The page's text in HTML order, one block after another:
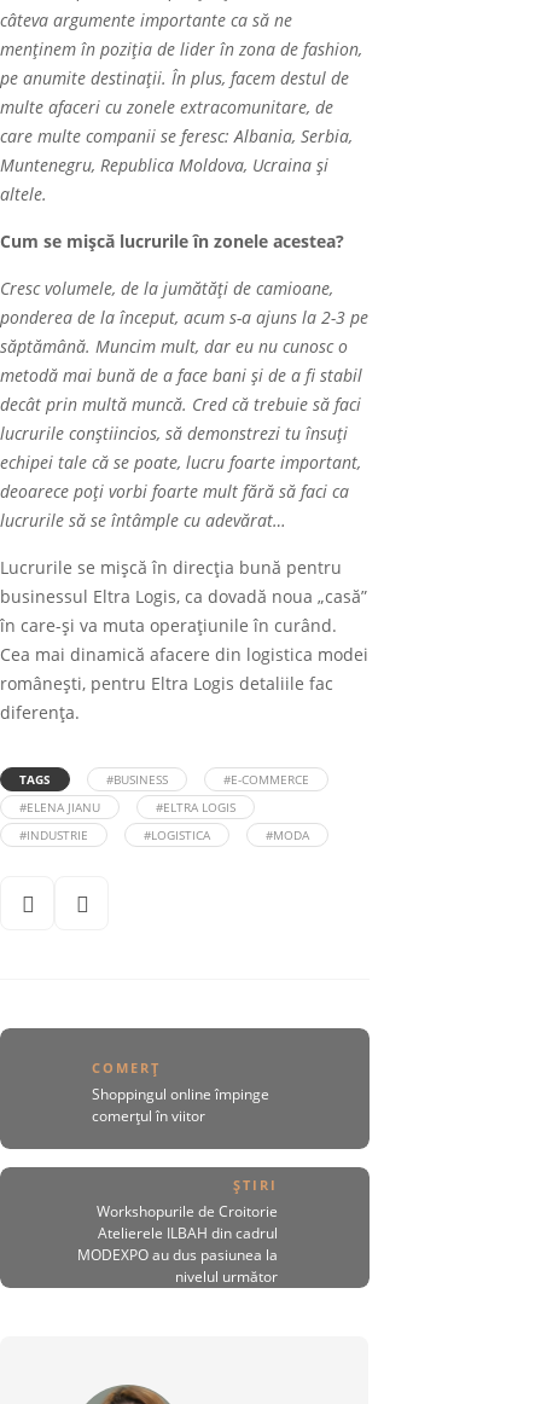
câteva argumente importante ca să ne
menținem în poziția de lider în zona de fashion,
pe anumite destinații. În plus, facem destul de
multe afaceri cu zonele extracomunitare, de
care multe companii se feresc: Albania, Serbia,
Muntenegru, Republica Moldova, Ucraina și
altele.
Cum se mișcă lucrurile în zonele acestea?
Cresc volumele, de la jumătăți de camioane,
ponderea de la început, acum s-a ajuns la 2-3 pe
săptămână. Muncim mult, dar eu nu cunosc o
metodă mai bună de a face bani și de a fi stabil
decât prin multă muncă. Cred că trebuie să faci
lucrurile conștiincios, să demonstrezi tu însuţi
echipei tale că se poate, lucru foarte important,
deoarece poți vorbi foarte mult fără să faci ca
lucrurile să se întâmple cu adevărat…
Lucrurile se mișcă în direcția bună pentru
businessul Eltra Logis, ca dovadă noua „casă”
în care-și va muta operațiunile în curând.
Cea mai dinamică afacere din logistica modei
românești, pentru Eltra Logis detaliile fac
diferența.
TAGS #BUSINESS
#E-COMMERCE
#ELENA JIANU
#ELTRA LOGIS
#INDUSTRIE
#LOGISTICA #MODA
COMERȚ
Shoppingul online împinge
comerțul în viitor
ȘTIRI
Workshopurile de Croitorie
Atelierele ILBAH din cadrul
MODEXPO au dus pasiunea la
nivelul următor